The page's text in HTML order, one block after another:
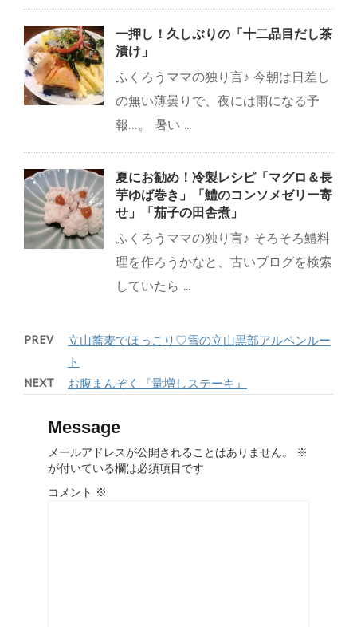
一押し！久しぶりの「十二品目だし茶
漬け」
ふくろうママの独り言♪ 今朝は日差し
の無い薄曇りで、夜には雨になる予
報…。 暑い ...
夏にお勧め！冷製レシピ「マグロ＆長
芋ゆば巻き」「鱧のコンソメゼリー寄
せ」「茄子の田舎煮」
ふくろうママの独り言♪ そろそろ鱧料
理を作ろうかなと、古いブログを検索
していたら ...
PREV
立山蕎麦でほっこり♡雪の立山黒部アルペンルー
ト
NEXT お腹まんぞく『量増しステーキ』
Message
メールアドレスが公開されることはありません。
※
が付いている欄は必須項目です
コメント ※